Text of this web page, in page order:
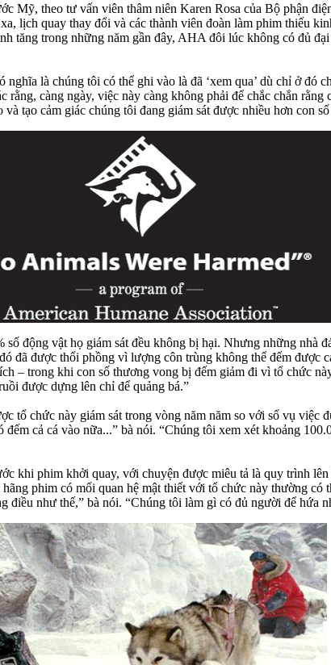
Mỹ, theo tư vấn viên thâm niên Karen Rosa của Bộ phận
lịch quay thay đổi và các thành viên đoàn làm phim thiếu
tăng trong những năm gần đây, AHA đôi lúc không có đủ
là chúng tôi có thể ghi vào là đã ‘xem qua’ dù chỉ ở đó
càng ngày, việc này càng không phải để chắc chắn
tạo cảm giác chúng tôi đang giám sát được nhiều hơn con số
động vật họ giám sát đều không bị hại. Nhưng những nhà
đã được thổi phồng vì lượng côn trùng không thể đếm được
– trong khi con số thương vong bị đếm giảm đi vì tổ chức
được dựng lên chỉ để quảng bá.”
tổ chức này giám sát trong vòng năm năm so với số vụ
cả cá vào nữa...” bà nói. “Chúng tôi xem xét khoảng
khi phim khởi quay, với chuyện được miêu tả là quy trình
phim có mối quan hệ mật thiết với tổ chức này thường có
điều như thế,” bà nói. “Chúng tôi làm gì có đủ người để hứa